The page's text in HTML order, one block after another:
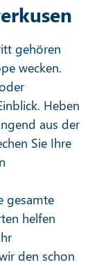
gehören
wecken.
Heben
aus der
Sie Ihre
gesamte
helfen
den schon